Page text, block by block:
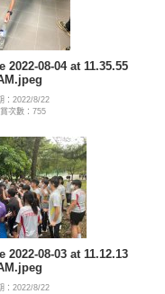
2022-08-04 at 11.35.55
：2022/8/22
次數：755
2022-08-03 at 11.12.13
：2022/8/22